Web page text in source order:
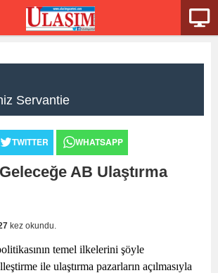
Servantie
TWITTER WHATSAPP
AB Ulaştırma
kez okundu.
temel ilkelerini şöyle
ile ulaştırma pazarların açılmasıyla